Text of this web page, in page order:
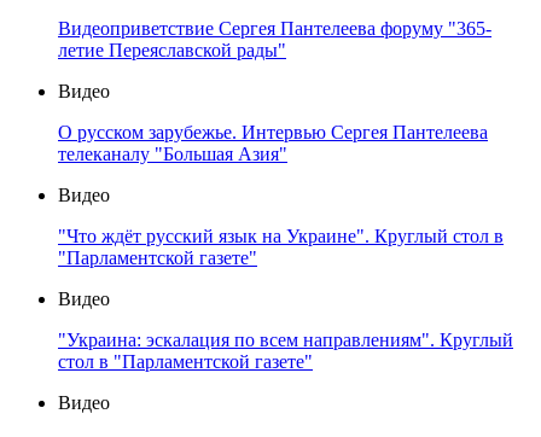
Видеоприветствие Сергея Пантелеева форуму "365-
летие Переяславской рады"
Видео
О русском зарубежье. Интервью Сергея Пантелеева
телеканалу "Большая Азия"
Видео
"Что ждёт русский язык на Украине". Круглый стол в
"Парламентской газете"
Видео
"Украина: эскалация по всем направлениям". Круглый
стол в "Парламентской газете"
Видео